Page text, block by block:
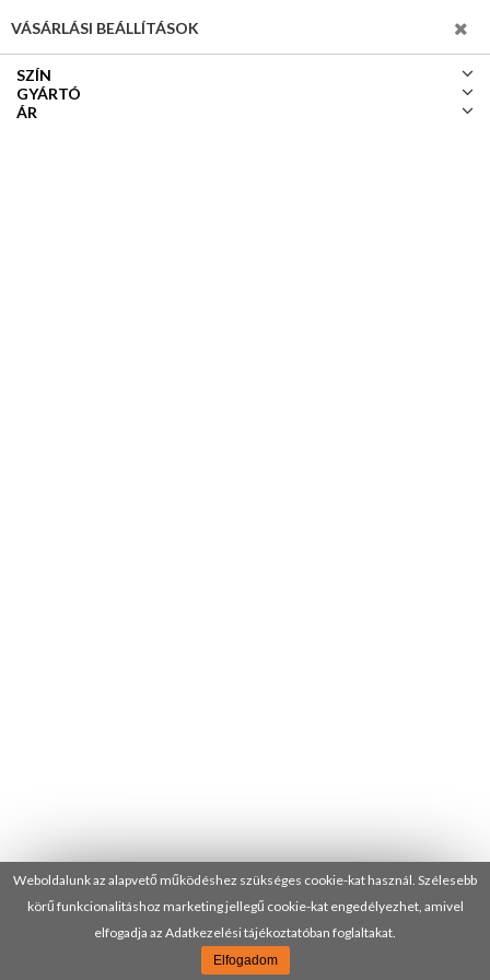
Weboldalunk az alapvető működéshez szükséges cookie-kat használ. Szélesebb
körű funkcionalitáshoz marketing jellegű cookie-kat engedélyezhet, amivel
elfogadja az Adatkezelési tájékoztatóban foglaltakat.
Elfogadom
VÁSÁRLÁSI BEÁLLÍTÁSOK
SZÍN
GYÁRTÓ
ÁR